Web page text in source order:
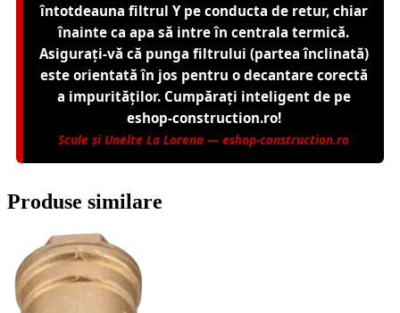
întotdeauna filtrul Y pe conducta de retur, chiar
înainte ca apa să intre în centrala termică.
Asigurați-vă că punga filtrului (partea înclinată)
este orientată în jos pentru o decantare corectă
a impurităților. Cumpărați inteligent de pe
eshop-construction.ro!
Scule și Unelte La Lorena — eshop-construction.ro
Produse similare